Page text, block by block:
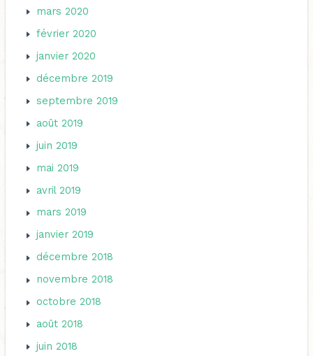
mars 2020
février 2020
janvier 2020
décembre 2019
septembre 2019
août 2019
juin 2019
mai 2019
avril 2019
mars 2019
janvier 2019
décembre 2018
novembre 2018
octobre 2018
août 2018
juin 2018